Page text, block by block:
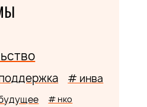
# инва
# нко